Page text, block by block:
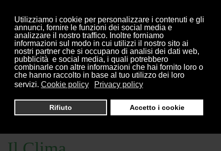
Utilizziamo i cookie per personalizzare i contenuti e gli
annunci, fornire le funzioni dei social media e
analizzare il nostro traffico. Inoltre forniamo
informazioni sul modo in cui utilizzi il nostro sito ai
nostri partner che si occupano di analisi dei dati web,
pubblicità e social media, i quali potrebbero
combinarle con altre informazioni che hai fornito loro o
che hanno raccolto in base al tuo utilizzo dei loro
servizi. Cookie policy Privacy policy
Rifiuto Accetto i cookie